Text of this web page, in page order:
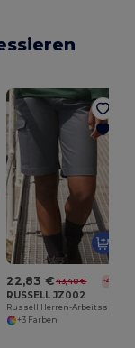
22,83 € 43,40 € -47%
RUSSELL JZ002
+3 Farben